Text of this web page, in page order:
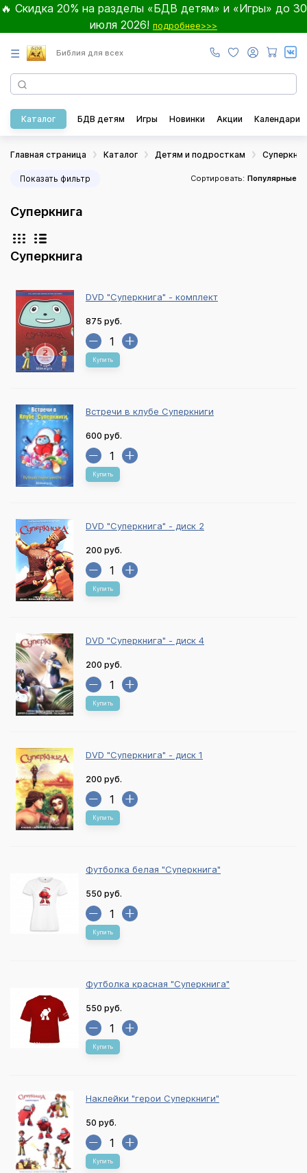
🔥 Скидка 20% на разделы «БДВ детям» и «Игры» до 30
июля 2026! подробнее>>>
☰ Библия для всех
Каталог БДВ детям Игры Новинки Акции Календари
Главная страница Каталог Детям и подросткам
Показать фильтр Сортировать: Популярные
Суперкнига
Суперкнига
DVD "Суперкнига" - комплект
875 руб.
Купить
Встречи в клубе Суперкниги
600 руб.
Купить
DVD "Суперкнига" - диск 2
200 руб.
Купить
DVD "Суперкнига" - диск 4
200 руб.
Купить
DVD "Суперкнига" - диск 1
200 руб.
Купить
Футболка белая "Суперкнига"
550 руб.
Купить
Футболка красная "Суперкнига"
550 руб.
Купить
Наклейки "герои Суперкниги"
50 руб.
Купить